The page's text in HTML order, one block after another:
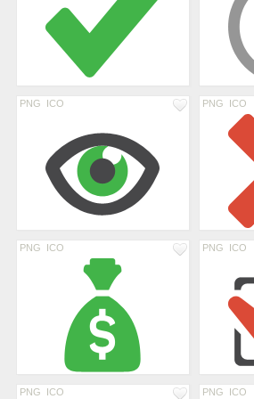
PNG ICO PNG ICO
PNG ICO PNG ICO
PNG ICO PNG ICO